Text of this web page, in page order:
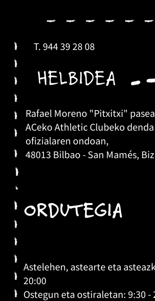
T. 944 39 28 08
HELBIDEA
Rafael Moreno "Pitxitxi"
ACeko Athletic Clubeko denda
ofizialaren ondoan,
48013 Bilbao - San Mamés,
Astelehen, astearte eta
20:00
Ostegun eta ostiraletan: 9:30 -
ORDUTEGIA